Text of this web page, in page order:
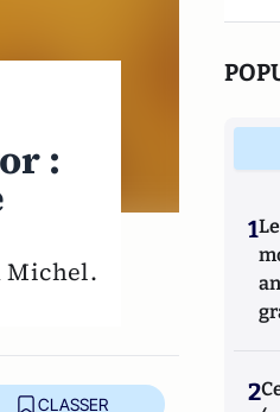
:
Michel.
CLASSER
1
2